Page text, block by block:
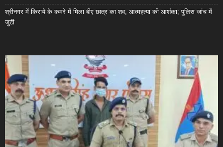
श्रीनगर में किराये के कमरे में मिला बीए छात्र का शव, आत्महत्या की आशंका; पुलिस जांच में
जुटी